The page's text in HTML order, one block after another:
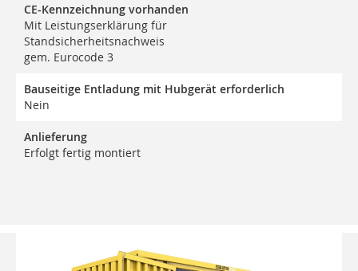
CE-Kennzeichnung vorhanden
Mit Leistungserklärung für
Standsicherheitsnachweis
gem. Eurocode 3
Bauseitige Entladung mit Hubgerät erforderlich
Nein
Anlieferung
Erfolgt fertig montiert